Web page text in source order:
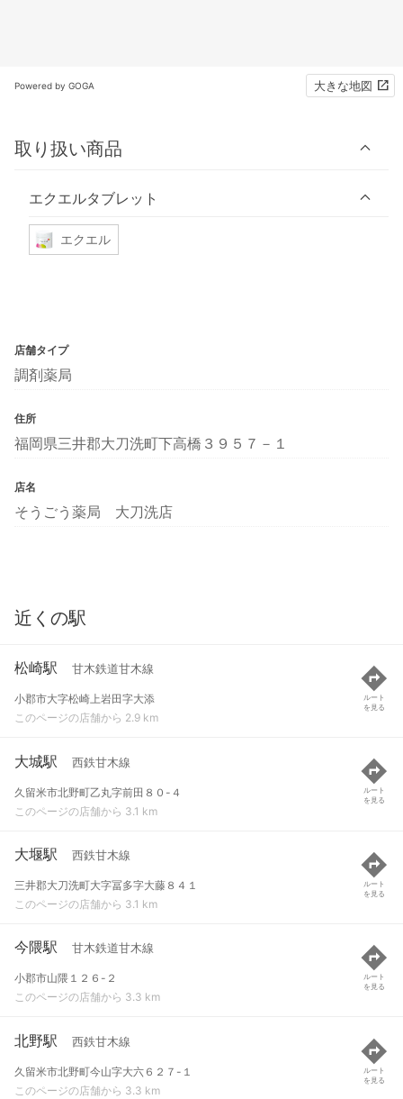
Powered by GOGA 大きな地図
取り扱い商品
エクエルタブレット
エクエル
店舗タイプ
調剤薬局
住所
福岡県三井郡大刀洗町下高橋３９５７－１
店名
そうごう薬局 大刀洗店
近くの駅
松崎駅 甘木鉄道甘木線
小郡市大字松崎上岩田字大添
このページの店舗から 2.9 km
ルート
を見る
大城駅 西鉄甘木線
久留米市北野町乙丸字前田８０-４
このページの店舗から 3.1 km
ルート
を見る
大堰駅 西鉄甘木線
三井郡大刀洗町大字冨多字大藤８４１
このページの店舗から 3.1 km
ルート
を見る
今隈駅 甘木鉄道甘木線
小郡市山隈１２６-２
このページの店舗から 3.3 km
ルート
を見る
北野駅 西鉄甘木線
久留米市北野町今山字大六６２７-１
このページの店舗から 3.3 km
ルート
を見る